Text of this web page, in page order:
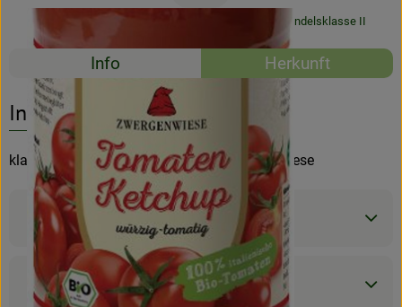
Rezeptarchiv
#45000 Handelsklasse II
Rezepte
Info Herkunft
Entdecke passende Rezepte Es wurden
Info
klassisches Tomatenketchup von Zwergenwiese
Produktinformationen
Zutaten